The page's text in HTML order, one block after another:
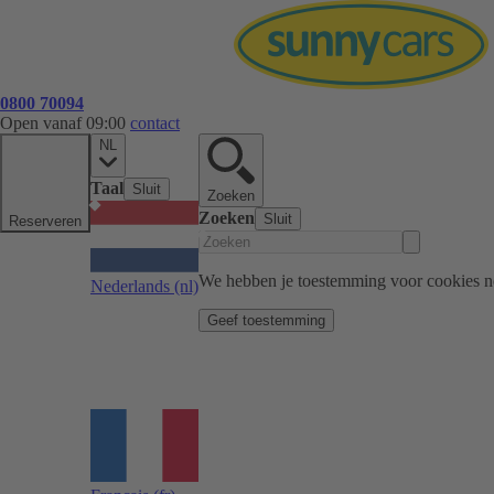
0800 70094
Open vanaf 09:00 contact
Reserveren
NL
Taal Sluit
Nederlands (nl)
Zoeken
Zoeken Sluit
We hebben je toestemming voor cookies
Geef toestemming